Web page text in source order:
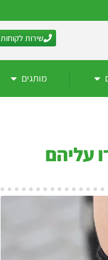
שירות לקוחות
מותגים
עליהם